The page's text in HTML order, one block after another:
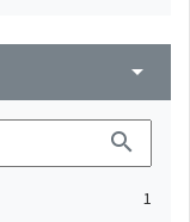
arrow_drop_down
search
1